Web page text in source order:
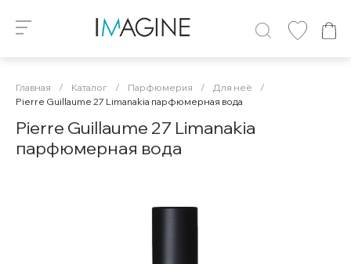
Главная / Каталог / Парфюмерия / Для неё
/
Pierre Guillaume 27 Limanakia парфюмерная вода
Pierre Guillaume 27 Limanakia
парфюмерная вода